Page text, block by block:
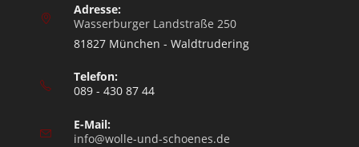
Adresse:
Wasserburger Landstraße 250
81827 München - Waldtrudering
Telefon:
089 - 430 87 44
E-Mail:
info@wolle-und-schoenes.de